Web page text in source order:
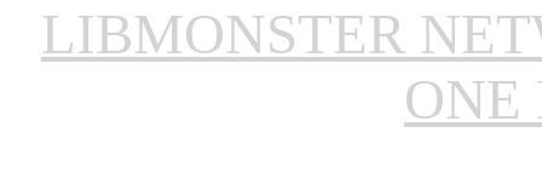
LIBMONSTER
ONE